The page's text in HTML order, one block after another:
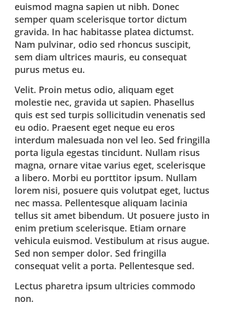
euismod magna sapien ut nibh. Donec
semper quam scelerisque tortor dictum
gravida. In hac habitasse platea dictumst.
Nam pulvinar, odio sed rhoncus suscipit,
sem diam ultrices mauris, eu consequat
purus metus eu.
Velit. Proin metus odio, aliquam eget
molestie nec, gravida ut sapien. Phasellus
quis est sed turpis sollicitudin venenatis sed
eu odio. Praesent eget neque eu eros
interdum malesuada non vel leo. Sed fringilla
porta ligula egestas tincidunt. Nullam risus
magna, ornare vitae varius eget, scelerisque
a libero. Morbi eu porttitor ipsum. Nullam
lorem nisi, posuere quis volutpat eget, luctus
nec massa. Pellentesque aliquam lacinia
tellus sit amet bibendum. Ut posuere justo in
enim pretium scelerisque. Etiam ornare
vehicula euismod. Vestibulum at risus augue.
Sed non semper dolor. Sed fringilla
consequat velit a porta. Pellentesque sed.
Lectus pharetra ipsum ultricies commodo
non.